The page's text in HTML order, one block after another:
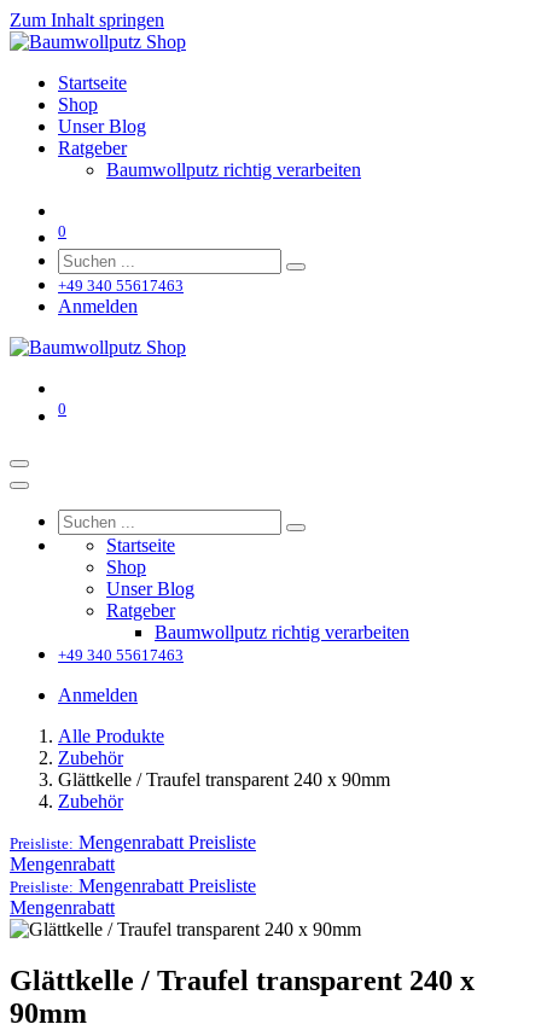
Zum Inhalt springen
Startseite
Shop
Unser Blog
Ratgeber
Baumwollputz richtig verarbeiten
0
+49 340 55617463
Anmelden
0
Startseite
Shop
Unser Blog
Ratgeber
Baumwollputz richtig verarbeiten
+49 340 55617463
Anmelden
Alle Produkte
Zubehör
Glättkelle / Traufel transparent 240 x 90mm
Zubehör
Preisliste: Mengenrabatt Preisliste
Mengenrabatt
Preisliste: Mengenrabatt Preisliste
Mengenrabatt
Glättkelle / Traufel transparent 240 x
90mm